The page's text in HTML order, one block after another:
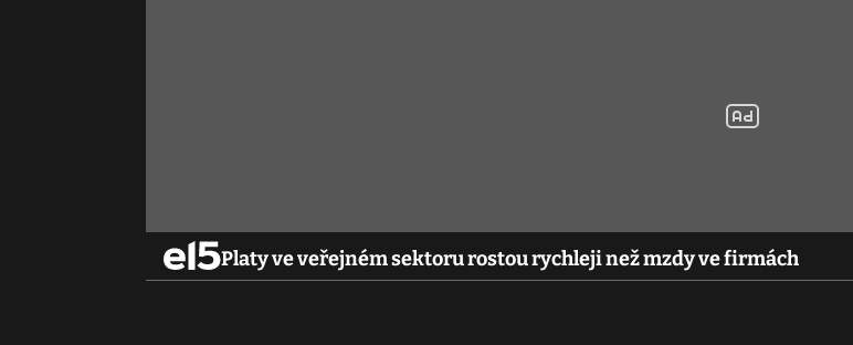
Platy ve veřejném sektoru rostou rychleji než mzdy ve firmách